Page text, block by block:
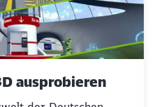
ausprobieren